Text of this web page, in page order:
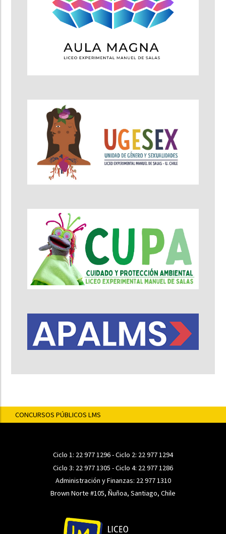
CONCURSOS PÚBLICOS LMS
Ciclo 1: 22 977 1296- Ciclo 2: 22 977 1294
Ciclo 3: 22 977 1305 - Ciclo 4: 22 977 1286
Administración y Finanzas: 22 977 1310
Brown Norte #105, Ñuñoa, Santiago, Chile